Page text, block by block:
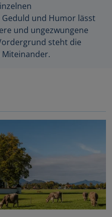
und Humor lässt
und ungezwungene
steht die
Miteinander.